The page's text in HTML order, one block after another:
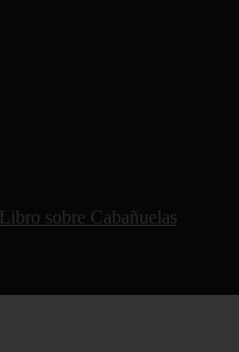
Libro sobre Cabañuelas